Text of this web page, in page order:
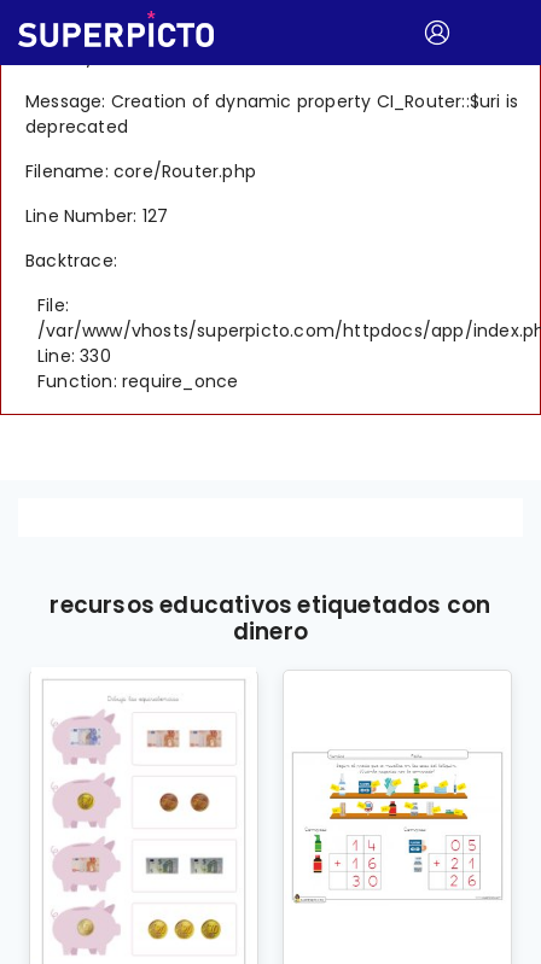
A PHP Error was encountered
Message: Creation of dynamic property CI_Router::$uri is
deprecated
Filename: core/Router.php
Line Number: 127
Backtrace:
File:
/var/www/vhosts/superpicto.com/httpdocs/app/
Line: 330
Function: require_once
recursos educativos etiquetados con
dinero